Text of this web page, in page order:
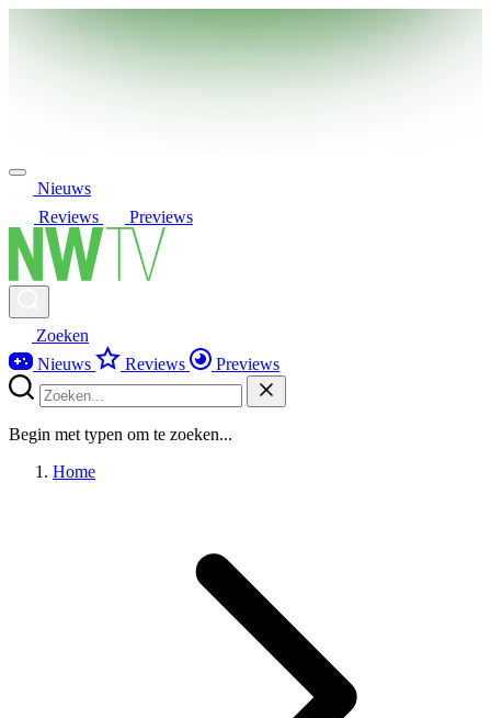
Nieuws
Reviews
Previews
Zoeken
Nieuws
Reviews Previews
Begin met typen om te zoeken...
Home